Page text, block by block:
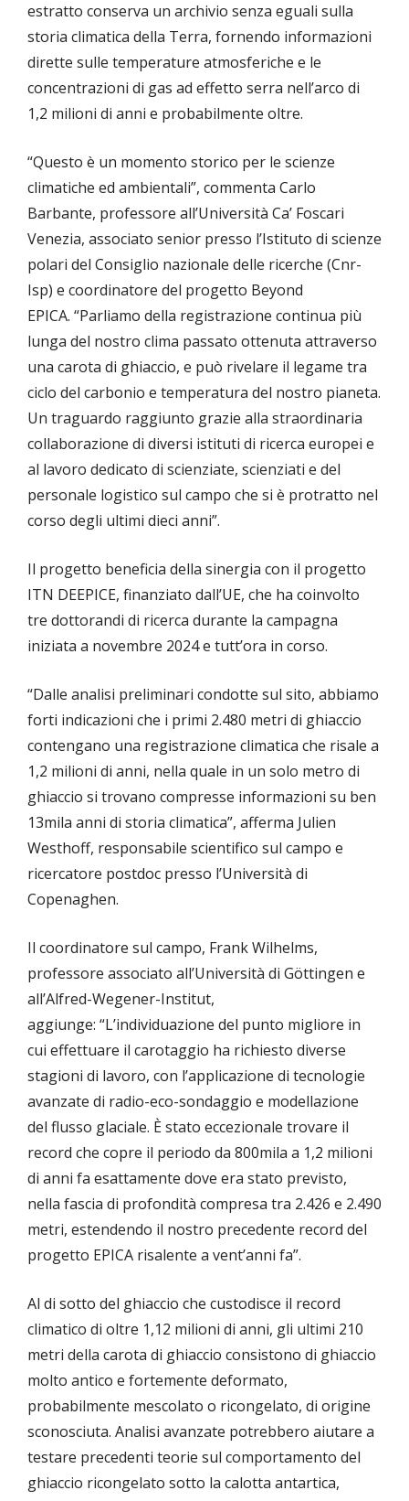
estratto conserva un archivio senza eguali sulla
storia climatica della Terra, fornendo informazioni
dirette sulle temperature atmosferiche e le
concentrazioni di gas ad effetto serra nell’arco di
1,2 milioni di anni e probabilmente oltre.
“Questo è un momento storico per le scienze
climatiche ed ambientali”, commenta Carlo
Barbante, professore all’Università Ca’ Foscari
Venezia, associato senior presso l’Istituto di scienze
polari del Consiglio nazionale delle ricerche (Cnr-
Isp) e coordinatore del progetto Beyond
EPICA. “Parliamo della registrazione continua più
lunga del nostro clima passato ottenuta attraverso
una carota di ghiaccio, e può rivelare il legame tra
ciclo del carbonio e temperatura del nostro pianeta.
Un traguardo raggiunto grazie alla straordinaria
collaborazione di diversi istituti di ricerca europei e
al lavoro dedicato di scienziate, scienziati e del
personale logistico sul campo che si è protratto nel
corso degli ultimi dieci anni”.
Il progetto beneficia della sinergia con il progetto
ITN DEEPICE, finanziato dall’UE, che ha coinvolto
tre dottorandi di ricerca durante la campagna
iniziata a novembre 2024 e tutt’ora in corso.
“Dalle analisi preliminari condotte sul sito, abbiamo
forti indicazioni che i primi 2.480 metri di ghiaccio
contengano una registrazione climatica che risale a
1,2 milioni di anni, nella quale in un solo metro di
ghiaccio si trovano compresse informazioni su ben
13mila anni di storia climatica”, afferma Julien
Westhoff, responsabile scientifico sul campo e
ricercatore postdoc presso l’Università di
Copenaghen.
Il coordinatore sul campo, Frank Wilhelms,
professore associato all’Università di Göttingen e
all’Alfred-Wegener-Institut,
aggiunge: “L’individuazione del punto migliore in
cui effettuare il carotaggio ha richiesto diverse
stagioni di lavoro, con l’applicazione di tecnologie
avanzate di radio-eco-sondaggio e modellazione
del flusso glaciale. È stato eccezionale trovare il
record che copre il periodo da 800mila a 1,2 milioni
di anni fa esattamente dove era stato previsto,
nella fascia di profondità compresa tra 2.426 e 2.490
metri, estendendo il nostro precedente record del
progetto EPICA risalente a vent’anni fa”.
Al di sotto del ghiaccio che custodisce il record
climatico di oltre 1,12 milioni di anni, gli ultimi 210
metri della carota di ghiaccio consistono di ghiaccio
molto antico e fortemente deformato,
probabilmente mescolato o ricongelato, di origine
sconosciuta. Analisi avanzate potrebbero aiutare a
testare precedenti teorie sul comportamento del
ghiaccio ricongelato sotto la calotta antartica,